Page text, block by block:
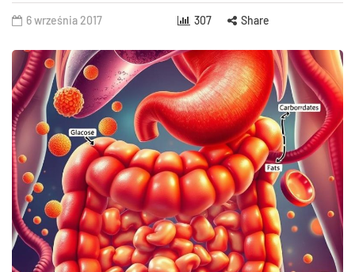
6 września 2017 307 Share